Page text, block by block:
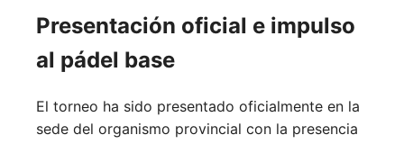
Presentación oficial e impulso
al pádel base
El torneo ha sido presentado oficialmente en la
sede del organismo provincial con la presencia